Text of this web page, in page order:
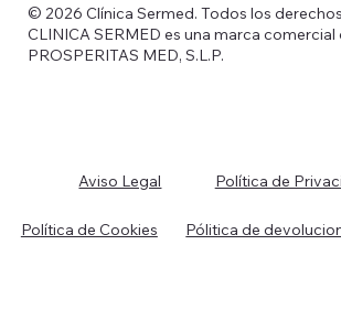
© 2026 Clínica Sermed. Todos los
CLINICA SERMED es una marca
PROSPERITAS MED, S.L.P.
Aviso Legal Política de
Política de Cookies Pólitica de